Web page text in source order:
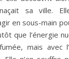
sa ville.
en sous-main
que l’énergie
mais avec